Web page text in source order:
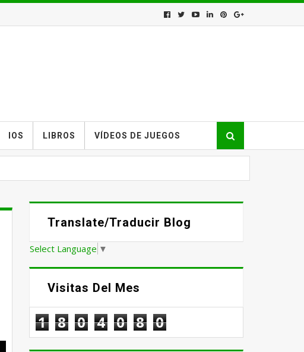
IOS LIBROS VÍDEOS DE JUEGOS
Translate/Traducir Blog
Select Language ▼
Visitas Del Mes
1 8 0 4 0 8 0